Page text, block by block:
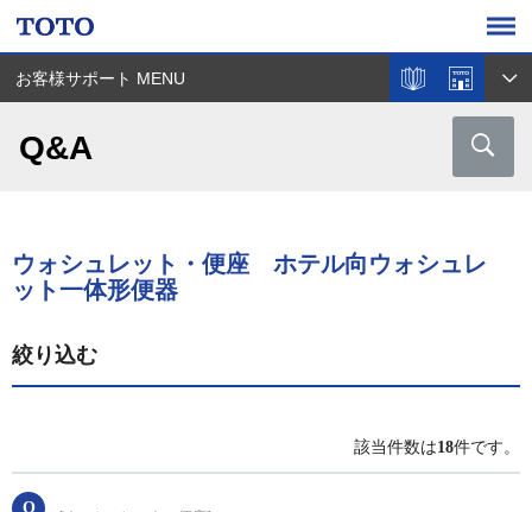
お客様サポート MENU
Q&A
ウォシュレット・便座 ホテル向ウォシュレ
ット一体形便器
絞り込む
該当件数は18件です。